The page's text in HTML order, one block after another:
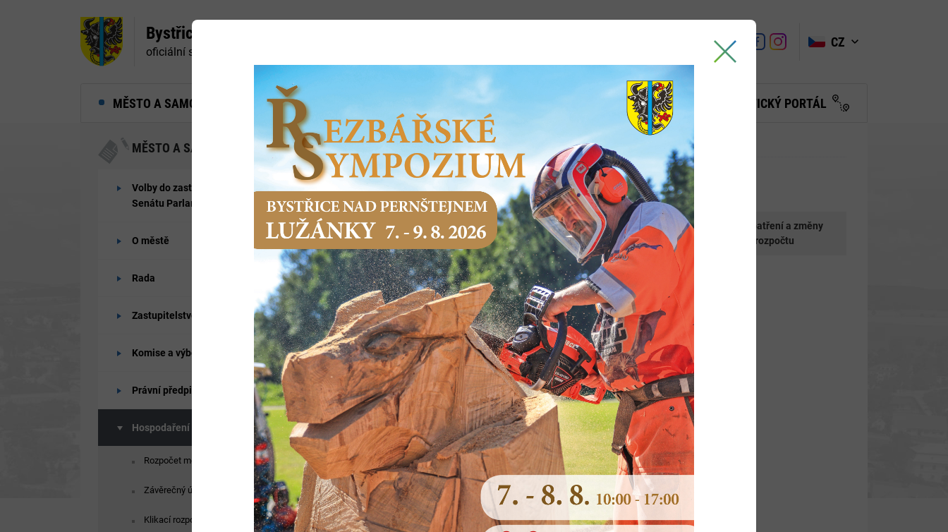
MĚSTO A SAMOSPRÁVA MĚSTSKÝ ÚŘAD PODNIKÁNÍ SERVIS OBČANŮM TURISTICKÝ PORTÁL
Bystřice nad Pernštejnem
oficiální stránky města
Turistické
informační
LinkLinkLink
CZ
MĚSTO A SAMOSPRÁVA
Volby do zastupitelstev obcí a
Senátu Parlamentu ČR 2026
O městě
Rada
Zastupitelstvo
Komise a výbory
Právní předpisy
Hospodaření města
Rozpočet města
Závěrečný účet města
Klikací rozpočet
Domů Město a samospráva Hospodaření města
HOSPODAŘENÍ MĚSTA
Rozpočet
města
Závěrečný účet
města
Klikací
rozpočet
Střednědobý výhled
rozpočtu
Rozpočtová opatření a změny
rozpisu rozpočtu
Rozpočet města 2026
Rozpočet města 2025
Rozpočet města 2024
Rozpočet města 2023
Archiv 2002 - 2022